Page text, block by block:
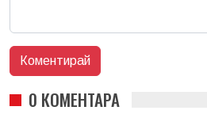
0 КОМЕНТАРА